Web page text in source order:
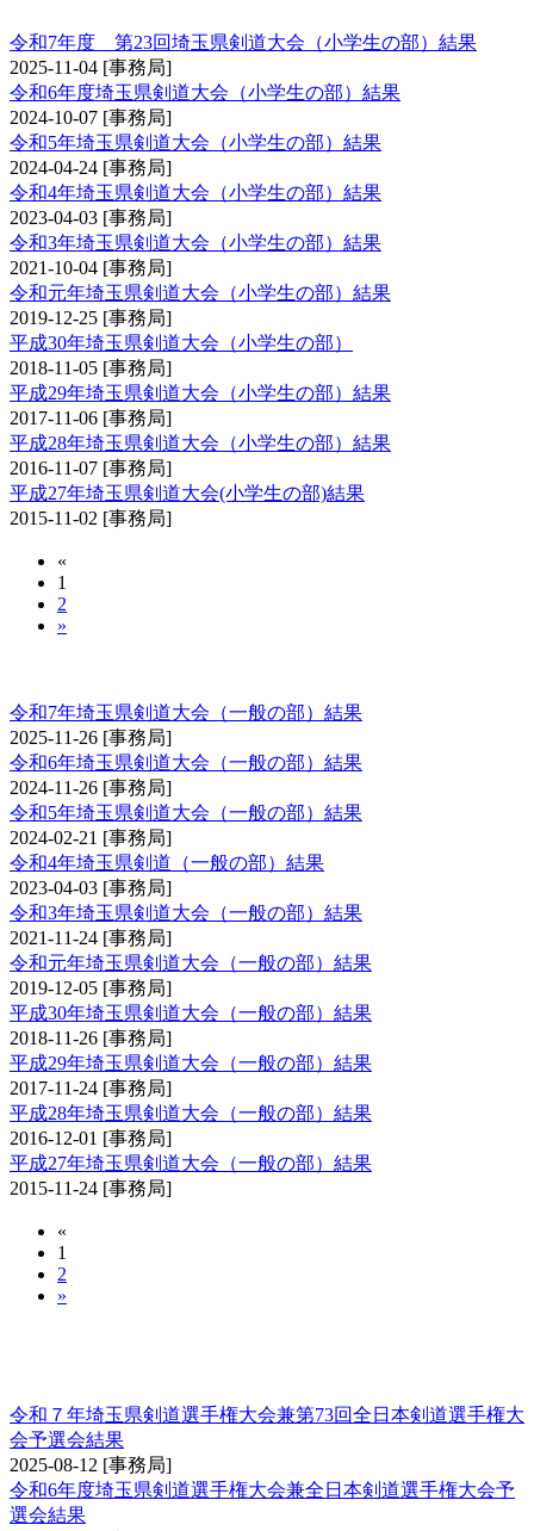
令和7年度 第23回埼玉県剣道大会（小学生の部）結果
2025-11-04 [事務局]
令和6年度埼玉県剣道大会（小学生の部）結果
2024-10-07 [事務局]
令和5年埼玉県剣道大会（小学生の部）結果
2024-04-24 [事務局]
令和4年埼玉県剣道大会（小学生の部）結果
2023-04-03 [事務局]
令和3年埼玉県剣道大会（小学生の部）結果
2021-10-04 [事務局]
令和元年埼玉県剣道大会（小学生の部）結果
2019-12-25 [事務局]
平成30年埼玉県剣道大会（小学生の部）
2018-11-05 [事務局]
平成29年埼玉県剣道大会（小学生の部）結果
2017-11-06 [事務局]
平成28年埼玉県剣道大会（小学生の部）結果
2016-11-07 [事務局]
平成27年埼玉県剣道大会(小学生の部)結果
2015-11-02 [事務局]
«
1
2
»
令和7年埼玉県剣道大会（一般の部）結果
2025-11-26 [事務局]
令和6年埼玉県剣道大会（一般の部）結果
2024-11-26 [事務局]
令和5年埼玉県剣道大会（一般の部）結果
2024-02-21 [事務局]
令和4年埼玉県剣道（一般の部）結果
2023-04-03 [事務局]
令和3年埼玉県剣道大会（一般の部）結果
2021-11-24 [事務局]
令和元年埼玉県剣道大会（一般の部）結果
2019-12-05 [事務局]
平成30年埼玉県剣道大会（一般の部）結果
2018-11-26 [事務局]
平成29年埼玉県剣道大会（一般の部）結果
2017-11-24 [事務局]
平成28年埼玉県剣道大会（一般の部）結果
2016-12-01 [事務局]
平成27年埼玉県剣道大会（一般の部）結果
2015-11-24 [事務局]
«
1
2
»
令和７年埼玉県剣道選手権大会兼第73回全日本剣道選手権大
会予選会結果
2025-08-12 [事務局]
令和6年度埼玉県剣道選手権大会兼全日本剣道選手権大会予
選会結果